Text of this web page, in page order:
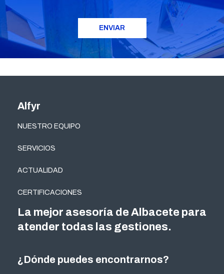
Alfyr
NUESTRO EQUIPO
SERVICIOS
ACTUALIDAD
CERTIFICACIONES
¿Dónde puedes encontrarnos?
La mejor asesoría de Albacete para
atender todas las gestiones.